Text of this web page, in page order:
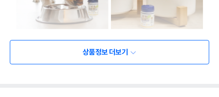
상품정보 더보기